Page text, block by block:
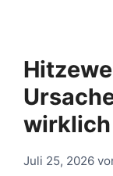
Juli 25, 2026